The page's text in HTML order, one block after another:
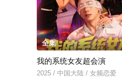
全集
我的系统女友超会演
2025 / 中国大陆 / 女频恋爱